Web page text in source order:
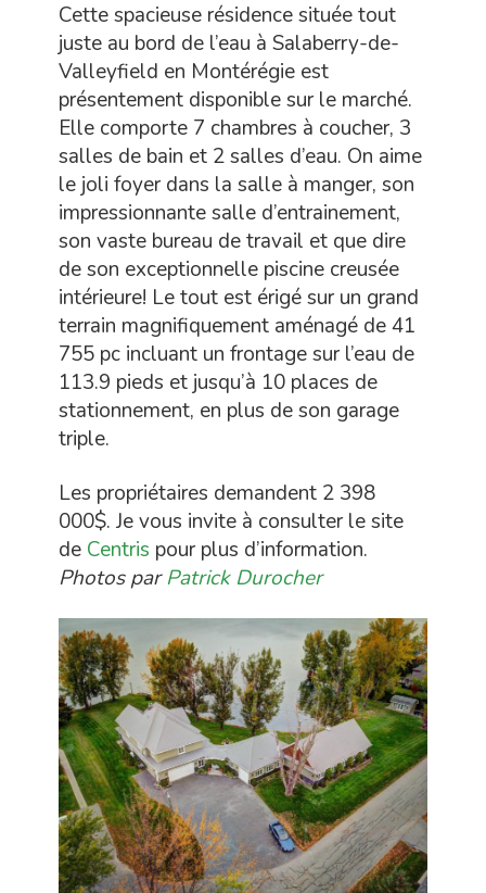
Cette spacieuse résidence située tout
juste au bord de l’eau à Salaberry-de-
Valleyfield en Montérégie est
présentement disponible sur le marché.
Elle comporte 7 chambres à coucher, 3
salles de bain et 2 salles d’eau. On aime
le joli foyer dans la salle à manger, son
impressionnante salle d’entrainement,
son vaste bureau de travail et que dire
de son exceptionnelle piscine creusée
intérieure! Le tout est érigé sur un grand
terrain magnifiquement aménagé de 41
755 pc incluant un frontage sur l’eau de
113.9 pieds et jusqu’à 10 places de
stationnement, en plus de son garage
triple.
Les propriétaires demandent 2 398
000$. Je vous invite à consulter le site
de Centris pour plus d’information.
Photos par Patrick Durocher